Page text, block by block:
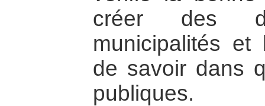
créer des
municipalités
de savoir dans
publiques.